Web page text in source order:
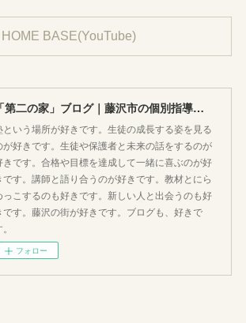
HOME BASE(YouTube)
「第二の家」ブログ｜藤沢市の個別指導塾のお話
という場所が好きです。生徒の成長する姿を見る
が好きです。生徒や保護者と未来の話をするのが
きです。合格や目標を達成して一緒に喜ぶのが好
です。講師と語り合うのが好きです。教材とにら
っこするのも好きです。新しい人と出会うのも好
です。藤沢の街が好きです。ブログも、好きで
フォロー